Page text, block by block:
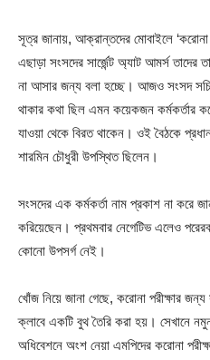
সূত্র জানায়, আক্রান্তদের মোবাইলে ‘করোনা
এছাড়া সংসদের সার্জেন্ট অ্যাট আমর্স তাদের
না আসার জন্য বলা হচ্ছে। আজও সংসদ
থাকার কথা ছিল এমন কয়েকজন কর্মকর্তার
যাওয়া থেকে বিরত থাকেন। ওই বৈঠকে
শারমিন চৌধুরী উপস্থিত ছিলেন।
সংসদের এক কর্মকর্তা নাম প্রকাশ না করে
করিয়েছেন। প্রথমবার নেগেটিভ এলেও
কোনো উপসর্গ নেই।
খোঁজ নিয়ে জানা গেছে, করোনা পরীক্ষার জন্য
ক্লাবে একটি বুথ তৈরি করা হয়। সেখানে
অধিবেশনে অংশ নেয়া এমপিদের করোনা